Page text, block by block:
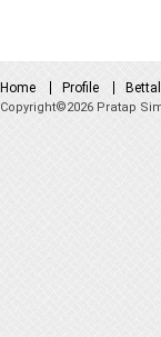
Home Profile
Copyright©2026 Pratap